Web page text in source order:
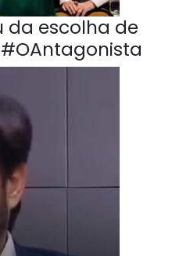
da escolha de